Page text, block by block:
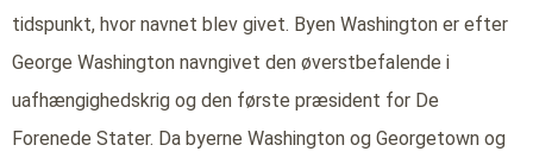
tidspunkt, hvor navnet blev givet. Byen Washington er efter
George Washington navngivet den øverstbefalende i
uafhængighedskrig og den første præsident for De
Forenede Stater. Da byerne Washington og Georgetown og